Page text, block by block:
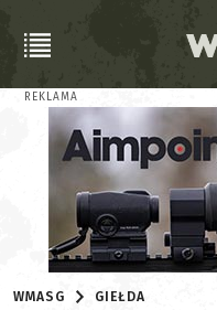
REKLAMA
WMASG GIEŁDA